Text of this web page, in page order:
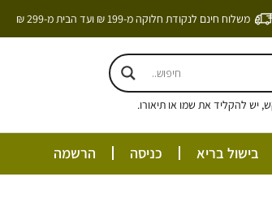
משלוח חינם לנקודת חלוקה מ-199 ₪ ועד הבית מ-299 ₪
יש להקליד את שמו או תיאורו.
בישול בריא כניסה הרשמה